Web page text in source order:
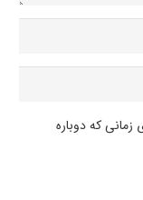
زمانی که دوباره